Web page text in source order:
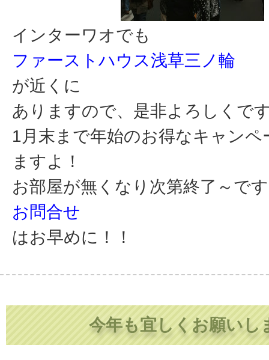
インターワオでも
ファーストハウス浅草三ノ輪
が近くに
ありますので、是非よろしくで
1月末まで年始のお得なキャンペ
ますよ！
お部屋が無くなり次第終了～で
お問合せ
はお早めに！！
今年も宜しくお願いし